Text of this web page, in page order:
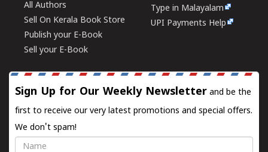
All Authors
Sell On Kerala Book Store
Publish your E-Book
Sell your E-Book
Type in Malayalam
UPI Payments Help
Sign Up for Our Weekly Newsletter and be the
first to receive our very latest promotions and special offers.
We don't spam!
Name